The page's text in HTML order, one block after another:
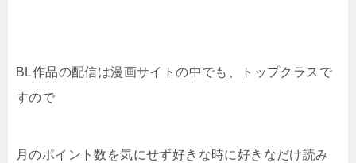
BL作品の配信は漫画サイトの中でも、トップクラスで
すので
月のポイント数を気にせず好きな時に好きなだけ読み